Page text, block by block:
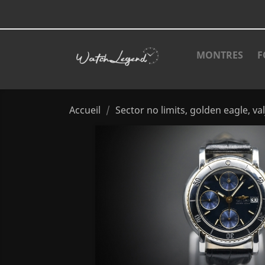
MONTRES
Accueil Sector no limits, golden eagle,